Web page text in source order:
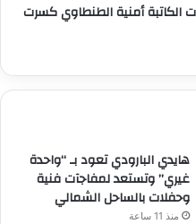
الكاتبة أمنية الطنطاوي كسرت
هايدي البارودي تعود بـ “واحدة
غيري” وتستعد لمفاجآت فنية
وحفلات بالساحل الشمالي
منذ 11 ساعة